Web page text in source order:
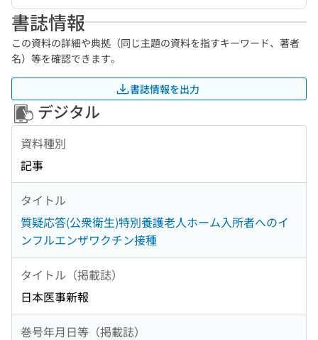
書誌情報
この資料の詳細や典拠（同じ主題の資料を指すキーワード、著者
名）等を確認できます。
書誌情報を出力
デジタル
資料種別
記事
タイトル
質疑応答(公衆衛生)特別養護老人ホーム入所者へのイ
ンフルエンザワクチン接種
タイトル（掲載誌）
日本医事新報
巻号年月日等（掲載誌）